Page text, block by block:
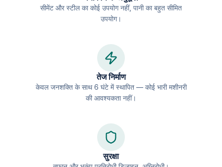
सीमेंट और स्टील का कोई उपयोग नहीं, पानी का बहुत सीमित
उपयोग।
तेज निर्माण
केवल जनशक्ति के साथ 6 घंटे में स्थापित — कोई भारी मशीनरी
की आवश्यकता नहीं।
सुरक्षा